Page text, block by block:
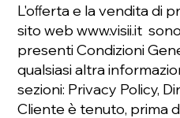
L'oﬀerta e la vendita di
sito web www.visii.it
presenti Condizioni
qualsiasi altra
sezioni: Privacy Policy,
Cliente è tenuto, prima